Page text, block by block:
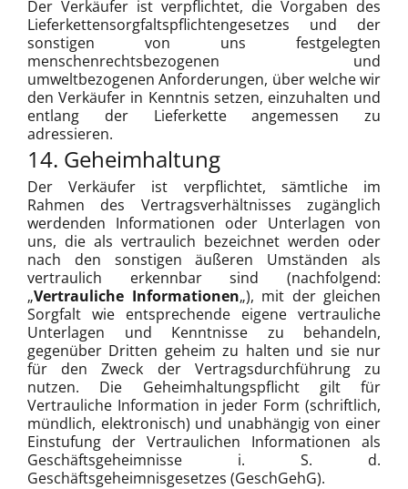
Der Verkäufer ist verpflichtet, die Vorgaben des
Lieferkettensorgfaltspflichtengesetzes und der
sonstigen von uns festgelegten
menschenrechtsbezogenen und
umweltbezogenen Anforderungen, über welche wir
den Verkäufer in Kenntnis setzen, einzuhalten und
entlang der Lieferkette angemessen zu
adressieren.
14. Geheimhaltung
Der Verkäufer ist verpflichtet, sämtliche im
Rahmen des Vertragsverhältnisses zugänglich
werdenden Informationen oder Unterlagen von
uns, die als vertraulich bezeichnet werden oder
nach den sonstigen äußeren Umständen als
vertraulich erkennbar sind (nachfolgend:
„Vertrauliche Informationen„), mit der gleichen
Sorgfalt wie entsprechende eigene vertrauliche
Unterlagen und Kenntnisse zu behandeln,
gegenüber Dritten geheim zu halten und sie nur
für den Zweck der Vertragsdurchführung zu
nutzen. Die Geheimhaltungspflicht gilt für
Vertrauliche Information in jeder Form (schriftlich,
mündlich, elektronisch) und unabhängig von einer
Einstufung der Vertraulichen Informationen als
Geschäftsgeheimnisse i. S. d.
Geschäftsgeheimnisgesetzes (GeschGehG).